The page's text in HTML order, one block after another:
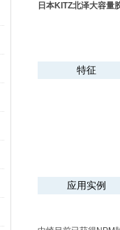
日本KITZ北泽大容量
特征
应用实例